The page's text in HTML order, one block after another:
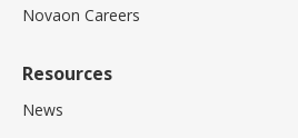
Novaon Careers
Resources
News